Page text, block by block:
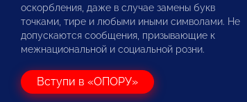
оскорбления, даже в случае замены букв
точками, тире и любыми иными символами. Не
допускаются сообщения, призывающие к
межнациональной и социальной розни.
Вступи в «ОПОРУ»